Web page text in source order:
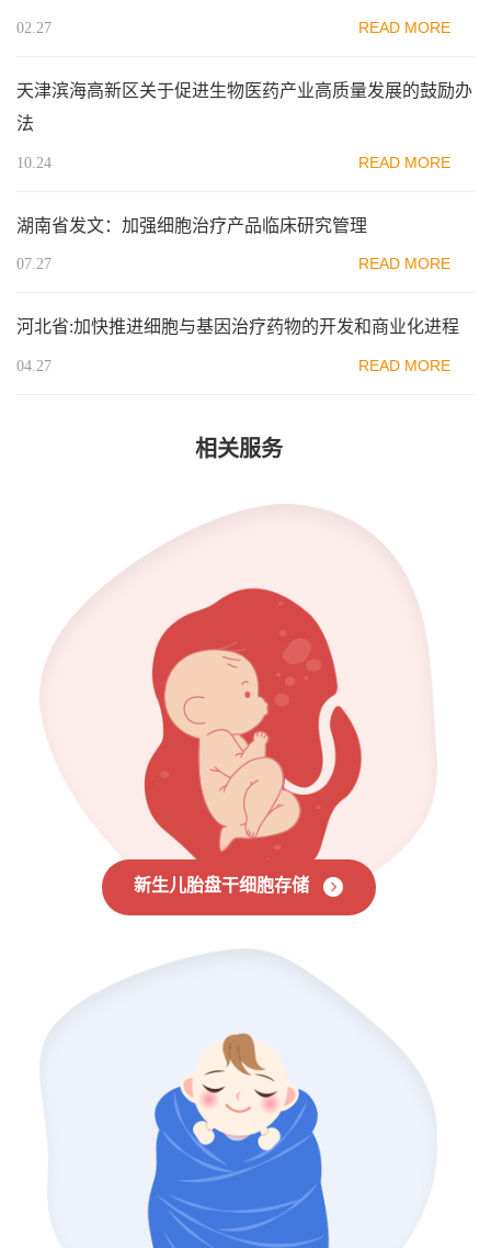
02.27 READ MORE
天津滨海高新区关于促进生物医药产业高质量发展的鼓励办
法
10.24 READ MORE
湖南省发文：加强细胞治疗产品临床研究管理
07.27 READ MORE
河北省:加快推进细胞与基因治疗药物的开发和商业化进程
04.27 READ MORE
相关服务
新生儿胎盘干细胞存储